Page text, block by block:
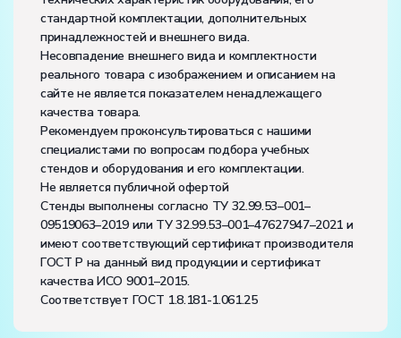
стандартной комплектации, дополнительных
принадлежностей и внешнего вида.
Несовпадение внешнего вида и комплектности
реального товара с изображением и описанием на
сайте не является показателем ненадлежащего
качества товара.
Рекомендуем проконсультироваться с нашими
специалистами по вопросам подбора учебных
стендов и оборудования и его комплектации.
Не является публичной офертой
Стенды выполнены согласно ТУ 32.99.53–001–
09519063–2019 или ТУ 32.99.53–001–47627947–2021 и
имеют соответствующий сертификат производителя
ГОСТ Р на данный вид продукции и сертификат
качества ИСО 9001–2015.
Соответствует ГОСТ 1.8.181-1.061.25